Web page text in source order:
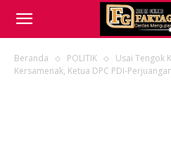
Beranda POLITIK
Usai Tengok
Kersamenak, Ketua DPC PDI-